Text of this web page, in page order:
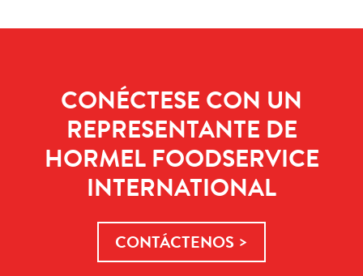
CONÉCTESE CON UN
REPRESENTANTE DE
HORMEL FOODSERVICE
INTERNATIONAL
CONTÁCTENOS